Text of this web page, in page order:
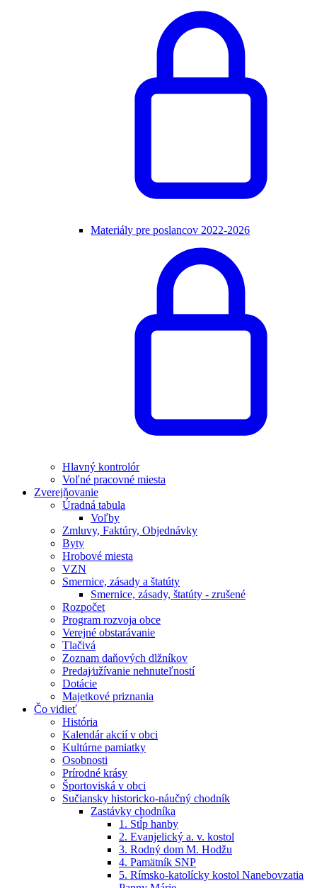
Materiály pre poslancov 2022-2026
Hlavný kontrolór
Voľné pracovné miesta
Zverejňovanie
Úradná tabula
Voľby
Zmluvy, Faktúry, Objednávky
Byty
Hrobové miesta
VZN
Smernice, zásady a štatúty
Smernice, zásady, štatúty - zrušené
Rozpočet
Program rozvoja obce
Verejné obstarávanie
Tlačivá
Zoznam daňových dlžníkov
Predaj⁄užívanie nehnuteľností
Dotácie
Majetkové priznania
Čo vidieť
História
Kalendár akcií v obci
Kultúrne pamiatky
Osobnosti
Prírodné krásy
Športoviská v obci
Sučiansky historicko-náučný chodník
Zastávky chodníka
1. Stĺp hanby
2. Evanjelický a. v. kostol
3. Rodný dom M. Hodžu
4. Pamätník SNP
5. Rímsko-katolícky kostol Nanebovzatia